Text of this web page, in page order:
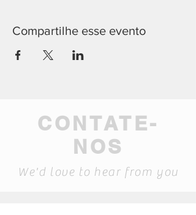
Compartilhe esse evento
CONTATE-
NOS
We'd love to hear from you